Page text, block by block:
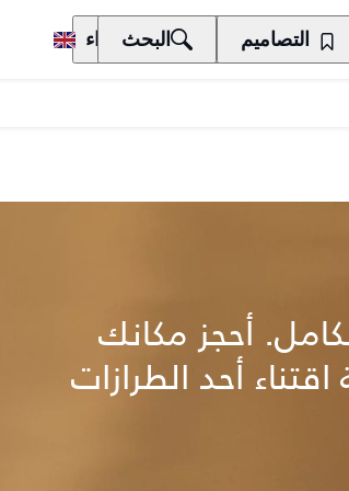
المالكون الاكتشاف الشراء التصاميم البحث
أحجز مكانك
أحد الطرازات